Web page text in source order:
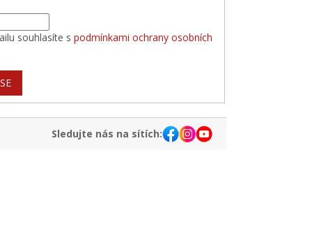
souhlasíte spodmínkami ochrany osobních
Sledujte nás na sítích: